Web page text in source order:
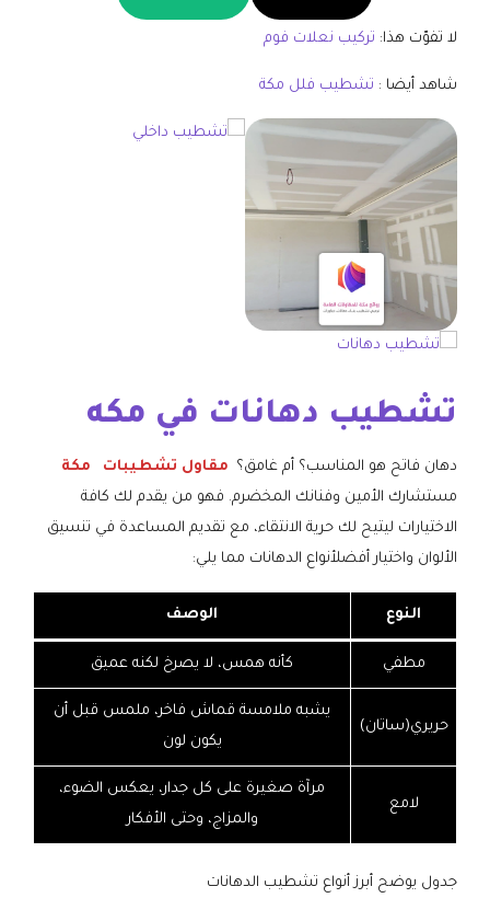
لا تفوّت هذا: تركيب نعلات فوم
شاهد أيضا : تشطيب فلل مكة
تشطيب دهانات في مكه
دهان فاتح هو المناسب؟ أم غامق؟ مقاول تشطيبات
مكة
مستشارك الأمين وفنانك المخضرم. فهو من يقدم لك كافة
الاختيارات ليتيح لك حرية الانتقاء، مع تقديم المساعدة في تنسيق
الألوان واختيار أفضلأنواع الدهانات مما يلي:
النوع الوصف
مطفي كأنه همس، لا يصرخ لكنه عميق
حريري(ساتان)
يشبه ملامسة قماش فاخر، ملمس قبل أن
يكون لون
لامع
مرآة صغيرة على كل جدار، يعكس الضوء،
والمزاج، وحتى الأفكار
جدول يوضح أبرز أنواع تشطيب الدهانات